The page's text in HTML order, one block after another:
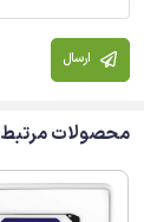
ارسال
محصولات مرتبط